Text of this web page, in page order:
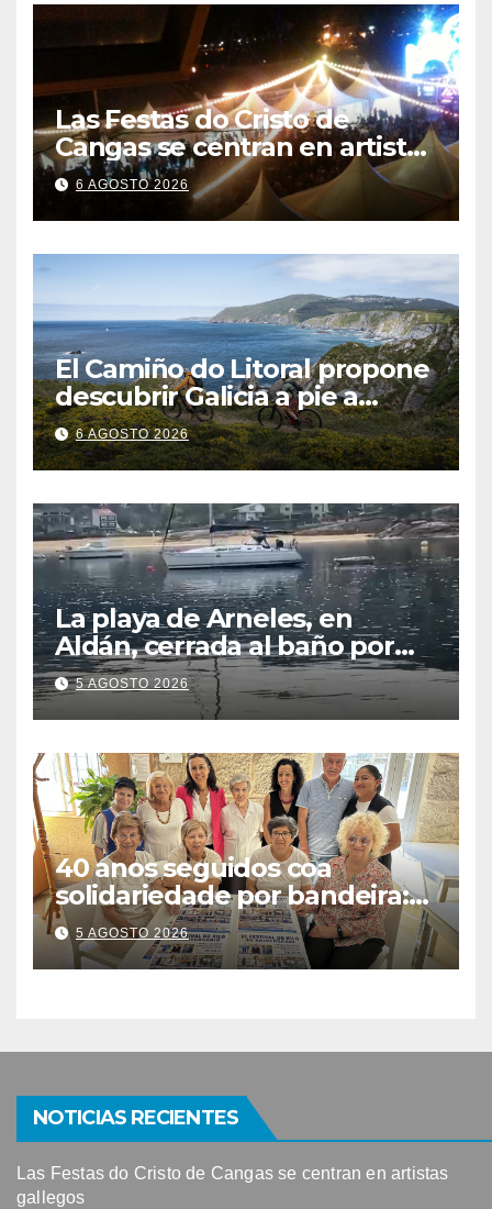
Las Festas do Cristo de
Cangas se centran en artistas
gallegos
6 AGOSTO 2026
El Camiño do Litoral propone
descubrir Galicia a pie a
través de más de 1.300
kilómetros
6 AGOSTO 2026
La playa de Arneles, en
Aldán, cerrada al baño por
contaminación del agua tras
detectarse restos fecales
5 AGOSTO 2026
40 anos seguidos coa
solidariedade por bandeira:
este venres celébrase o
Festival do Kilo no Auditorio
5 AGOSTO 2026
NOTICIAS RECIENTES
Las Festas do Cristo de Cangas se centran en artistas
gallegos